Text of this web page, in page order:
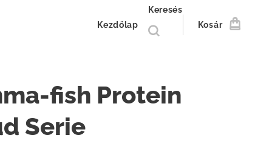
Kezdőlap
Keresés
Kosár
fish Protein
Serie